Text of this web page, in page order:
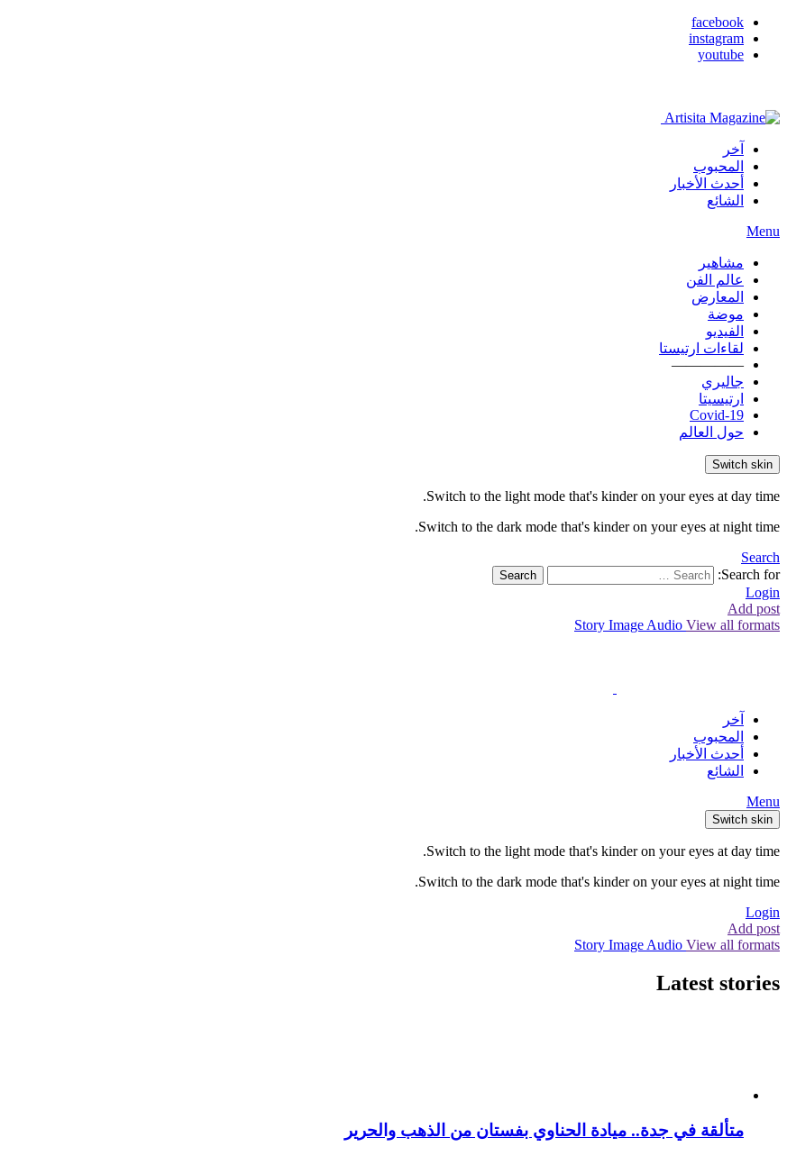
facebook
instagram
youtube
آخر
المحبوب
أحدث الأخبار
الشائع
Menu
مشاهير
عالم الفن
المعارض
موضة
الفيديو
لقاءات ارتيستا
—————
جاليري
ارتيسيتا
Covid-19
حول العالم
Switch skin
Switch to the light mode that's kinder on your eyes at day time.
Switch to the dark mode that's kinder on your eyes at night time.
Search
Search for:
Search
Login
Add post
Story Image Audio View all formats
آخر
المحبوب
أحدث الأخبار
الشائع
Menu
Switch skin
Switch to the light mode that's kinder on your eyes at day time.
Switch to the dark mode that's kinder on your eyes at night time.
Login
Add post
Story Image Audio View all formats
Latest stories
متألقة في جدة.. ميادة الحناوي بفستان من الذهب والحرير